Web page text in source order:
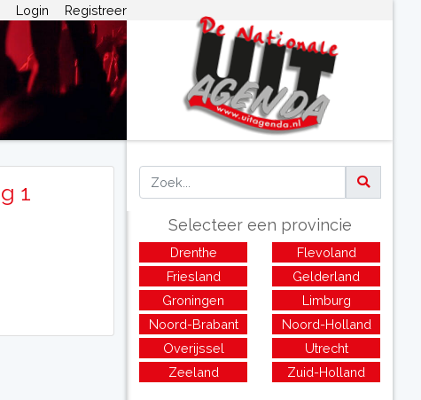
Login Registreer
1
Selecteer een provincie
Drenthe
Flevoland
Friesland
Gelderland
Groningen
Limburg
Noord-Brabant
Noord-Holland
Overijssel
Utrecht
Zeeland
Zuid-Holland